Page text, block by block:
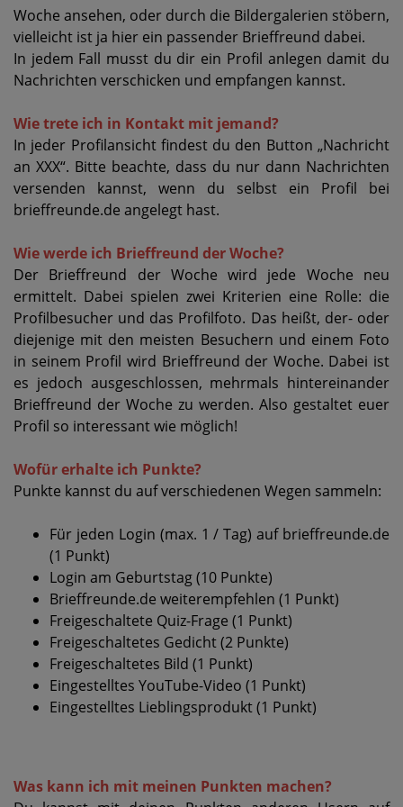
Woche ansehen, oder durch die Bildergalerien stöbern,
vielleicht ist ja hier ein passender Brieffreund dabei.
In jedem Fall musst du dir ein Profil anlegen damit du
Nachrichten verschicken und empfangen kannst.
Wie trete ich in Kontakt mit jemand?
In jeder Profilansicht findest du den Button „Nachricht
an XXX“. Bitte beachte, dass du nur dann Nachrichten
versenden kannst, wenn du selbst ein Profil bei
brieffreunde.de angelegt hast.
Wie werde ich Brieffreund der Woche?
Der Brieffreund der Woche wird jede Woche neu
ermittelt. Dabei spielen zwei Kriterien eine Rolle: die
Profilbesucher und das Profilfoto. Das heißt, der- oder
diejenige mit den meisten Besuchern und einem Foto
in seinem Profil wird Brieffreund der Woche. Dabei ist
es jedoch ausgeschlossen, mehrmals hintereinander
Brieffreund der Woche zu werden. Also gestaltet euer
Profil so interessant wie möglich!
Wofür erhalte ich Punkte?
Punkte kannst du auf verschiedenen Wegen sammeln:
Für jeden Login (max. 1 / Tag) auf brieffreunde.de
(1 Punkt)
Login am Geburtstag (10 Punkte)
Brieffreunde.de weiterempfehlen (1 Punkt)
Freigeschaltete Quiz-Frage (1 Punkt)
Freigeschaltetes Gedicht (2 Punkte)
Freigeschaltetes Bild (1 Punkt)
Eingestelltes YouTube-Video (1 Punkt)
Eingestelltes Lieblingsprodukt (1 Punkt)
Was kann ich mit meinen Punkten machen?